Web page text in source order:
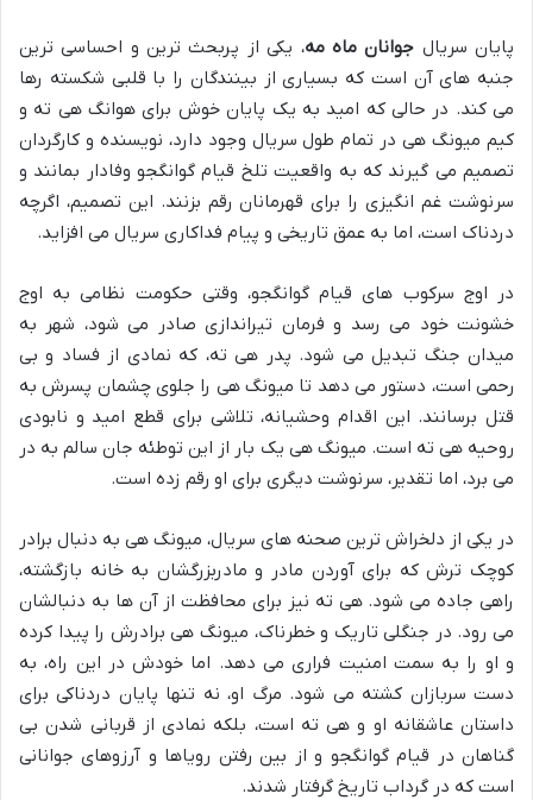
پایان سریال جوانان ماه مه، یکی از پربحث ترین و احساسی ترین
جنبه های آن است که بسیاری از بینندگان را با قلبی شکسته رها
می کند. در حالی که امید به یک پایان خوش برای هوانگ هی ته و
کیم میونگ هی در تمام طول سریال وجود دارد، نویسنده و کارگردان
تصمیم می گیرند که به واقعیت تلخ قیام گوانگجو وفادار بمانند و
سرنوشت غم انگیزی را برای قهرمانان رقم بزنند. این تصمیم، اگرچه
دردناک است، اما به عمق تاریخی و پیام فداکاری سریال می افزاید.
در اوج سرکوب های قیام گوانگجو، وقتی حکومت نظامی به اوج
خشونت خود می رسد و فرمان تیراندازی صادر می شود، شهر به
میدان جنگ تبدیل می شود. پدر هی ته، که نمادی از فساد و بی
رحمی است، دستور می دهد تا میونگ هی را جلوی چشمان پسرش به
قتل برسانند. این اقدام وحشیانه، تلاشی برای قطع امید و نابودی
روحیه هی ته است. میونگ هی یک بار از این توطئه جان سالم به در
می برد، اما تقدیر، سرنوشت دیگری برای او رقم زده است.
در یکی از دلخراش ترین صحنه های سریال، میونگ هی به دنبال برادر
کوچک ترش که برای آوردن مادر و مادربزرگشان به خانه بازگشته،
راهی جاده می شود. هی ته نیز برای محافظت از آن ها به دنبالشان
می رود. در جنگلی تاریک و خطرناک، میونگ هی برادرش را پیدا کرده
و او را به سمت امنیت فراری می دهد. اما خودش در این راه، به
دست سربازان کشته می شود. مرگ او، نه تنها پایان دردناکی برای
داستان عاشقانه او و هی ته است، بلکه نمادی از قربانی شدن بی
گناهان در قیام گوانگجو و از بین رفتن رویاها و آرزوهای جوانانی
است که در گرداب تاریخ گرفتار شدند.